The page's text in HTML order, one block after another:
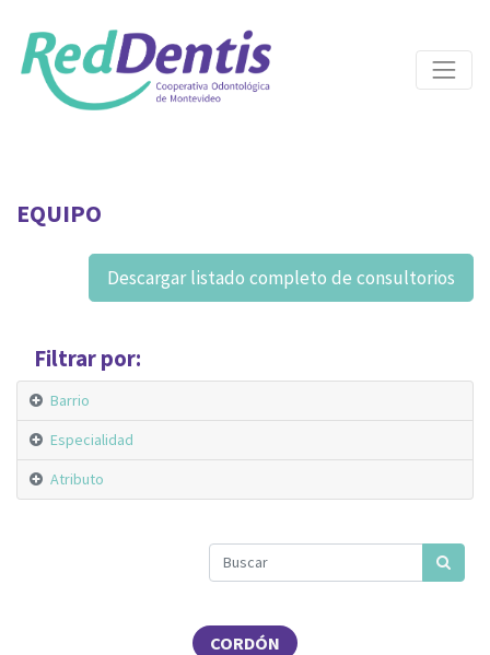
EQUIPO
Descargar listado completo de consultorios
Filtrar por:
Barrio
Especialidad
Atributo
CORDÓN